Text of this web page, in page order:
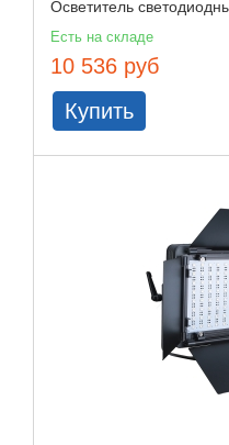
Осветитель
Есть на складе
10 536 руб
Купить